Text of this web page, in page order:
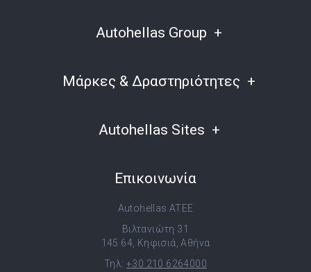
Autohellas Group
Μάρκες & Δραστηριότητες
Autohellas Sites
Επικοινωνία
Autohellas ATEE
Βιλτανιώτη 31
145 64, Κηφισιά, Αθήνα
Τηλ: +30 210 6264000